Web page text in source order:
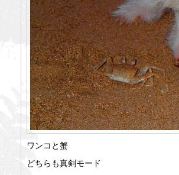
ワンコと蟹
どちらも真剣モード